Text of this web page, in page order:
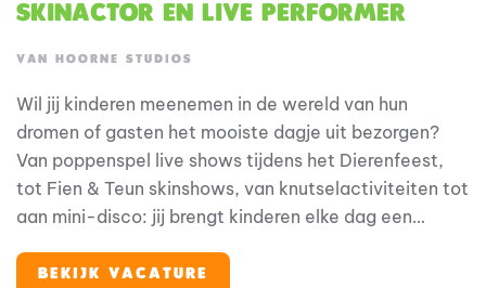
Skinactor en live performer
VAN HOORNE STUDIOS
Wil jij kinderen meenemen in de wereld van hun
dromen of gasten het mooiste dagje uit bezorgen?
Van poppenspel live shows tijdens het Dierenfeest,
tot Fien & Teun skinshows, van knutselactiviteiten tot
aan mini-disco: jij brengt kinderen elke dag een
creativiteit? En zoek je een plek waar je zowel kan
BEKIJK VACATURE